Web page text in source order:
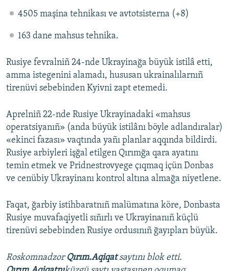
4505 maşina tehnikası ve avtotsisterna (+8)
163 dane mahsus tehnika.
Rusiye fevralniñ 24-nde Ukrayinağa büyük istilâ etti,
amma istegenini alamadı, hususan ukrainalılarnıñ
tirenüvi sebebinden Kyivni zapt etemedi.
Aprelniñ 22-nde Rusiye Ukrayinadaki «mahsus
operatsiyanıñ» (anda büyük istilânı böyle adlandıralar)
«ekinci fazası» vaqtında yañı planlar aqqında bildirdi.
Rusiye arbiyleri işğal etilgen Qırımğa qara ayatını
temin etmek ve Pridnestrovyege çıqmaq içün Donbas
ve cenübiy Ukrayinanı kontrol altına almağa niyetlene.
Faqat, ğarbiy istihbaratnıñ malümatına köre, Donbasta
Rusiye muvafaqiyetli sıñırlı ve Ukrayinanıñ küçlü
tirenüvi sebebinden Rusiye ordusınıñ ğayıpları büyük.
Roskomnadzor Qırım.Aqiqatsaytını blok etti.